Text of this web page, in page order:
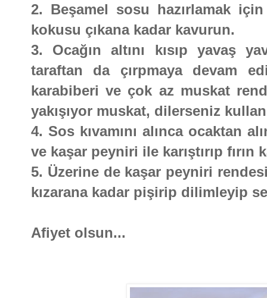
2. Beşamel sosu hazırlamak
kokusu çıkana kadar kavurun.
3. Ocağın altını kısıp yavaş
taraftan da çırpmaya devam
karabiberi ve çok az muskat
yakışıyor muskat, dilerseniz
4. Sos kıvamını alınca ocaktan
ve kaşar peyniri ile karıştırıp fırın
5. Üzerine de kaşar peyniri
kızarana kadar pişirip dilimleyip
Afiyet olsun...